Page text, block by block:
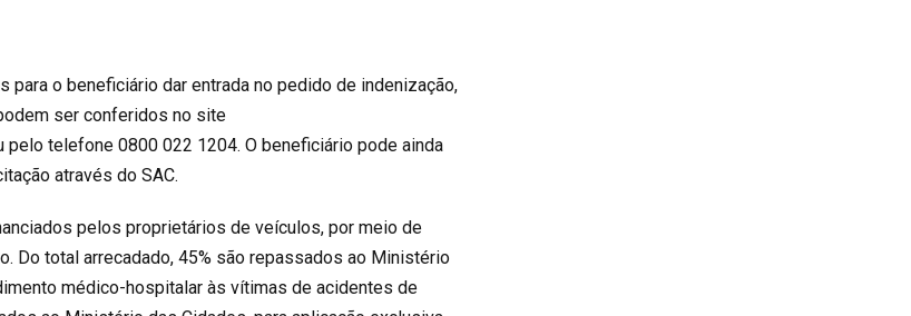
o beneficiário dar entrada no pedido de indenização,
ser conferidos no site
pelo telefone 0800 022 1204. O beneficiário pode ainda
através do SAC.
pelos proprietários de veículos, por meio de
Do total arrecadado, 45% são repassados ao Ministério
médico-hospitalar às vítimas de acidentes de